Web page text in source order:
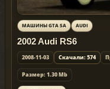
МАШИНЫ GTA SA AUDI
2002 Audi RS6
2008-11-03 Скачали: 574
Размер: 1.30 Mb